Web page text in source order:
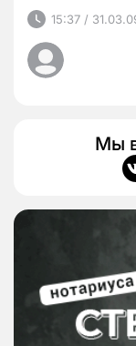
15:37 /
Мы